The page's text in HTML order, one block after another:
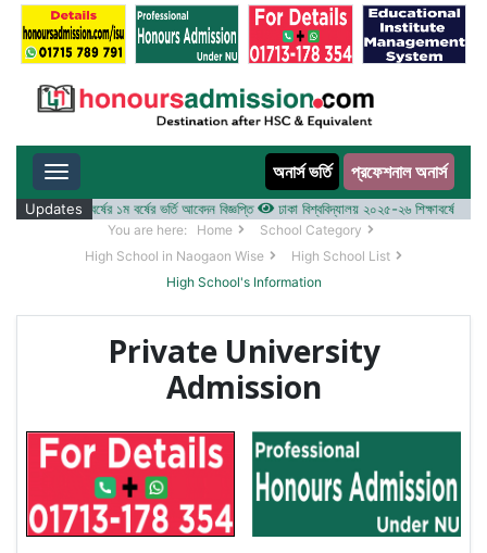
Toggle navigation অনার্স ভর্তি প্রফেশনাল অনার্স
Updates
২৬ শিক্ষাবর্ষের ১ম বর্ষের ভর্তি আবেদন বিজ্ঞপ্তি ঢাকা বিশ্ববিদ্যালয় ২০২৫-২৬ শিক্ষাবর্ষে
You are here: Home
School Category
High School in Naogaon Wise
High School List
High School's Information
Private University
Admission